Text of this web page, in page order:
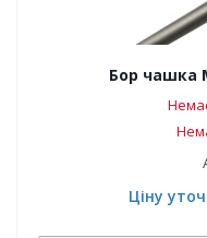
Бор чашка
Ціну